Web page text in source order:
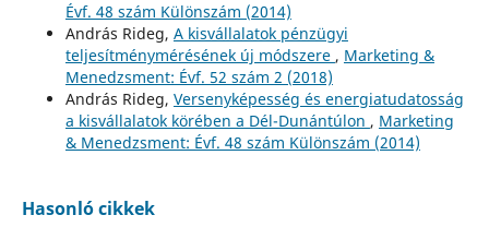
Évf. 48 szám Különszám (2014)
András Rideg, A kisvállalatok pénzügyi
teljesítménymérésének új módszere , Marketing &
Menedzsment: Évf. 52 szám 2 (2018)
András Rideg, Versenyképesség és energiatudatosság
a kisvállalatok körében a Dél-Dunántúlon , Marketing
& Menedzsment: Évf. 48 szám Különszám (2014)
Hasonló cikkek